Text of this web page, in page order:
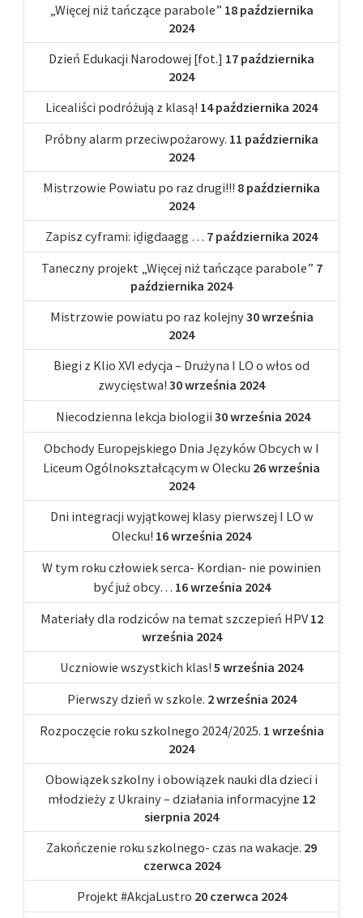
„Więcej niż tańczące parabole” 18 października
2024
Dzień Edukacji Narodowej [fot.] 17 października
2024
Licealiści podróżują z klasą! 14 października 2024
Próbny alarm przeciwpożarowy. 11 października
2024
Mistrzowie Powiatu po raz drugi!!! 8 października
2024
Zapisz cyframi: iḏigdaagg … 7 października 2024
Taneczny projekt „Więcej niż tańczące parabole” 7
października 2024
Mistrzowie powiatu po raz kolejny30 września
2024
Biegi z Klio XVI edycja – Drużyna I LO o włos od
zwycięstwa! 30 września 2024
Niecodzienna lekcja biologii 30 września 2024
Obchody Europejskiego Dnia Języków Obcych w I
Liceum Ogólnokształcącym w Olecku 26 września
2024
Dni integracji wyjątkowej klasy pierwszej I LO w
Olecku! 16 września 2024
W tym roku człowiek serca- Kordian- nie powinien
być już obcy… 16 września 2024
Materiały dla rodziców na temat szczepień HPV 12
września 2024
Uczniowie wszystkich klas! 5 września 2024
Pierwszy dzień w szkole. 2 września 2024
Rozpoczęcie roku szkolnego 2024/2025. 1 września
2024
Obowiązek szkolny i obowiązek nauki dla dzieci i
młodzieży z Ukrainy – działania informacyjne 12
sierpnia 2024
Zakończenie roku szkolnego- czas na wakacje. 29
czerwca 2024
Projekt #AkcjaLustro 20 czerwca 2024